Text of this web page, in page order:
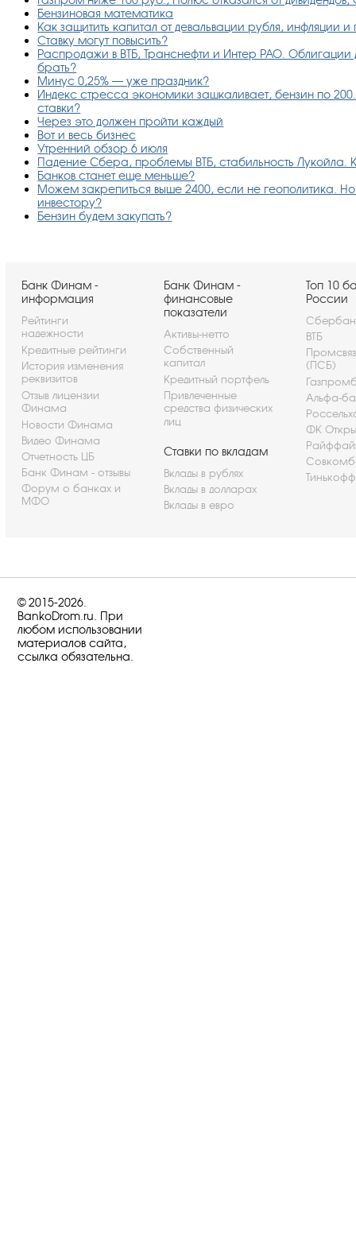
Бензиновая математика
Как защитить капитал от девальвации рубля, инфляции
Ставку могут повысить?
Распродажи в ВТБ, Транснефти и Интер РАО. Облигации
брать?
Минус 0,25% — уже праздник?
Индекс стресса экономики зашкаливает, бензин по
ставки?
Через это должен пройти каждый
Вот и весь бизнес
Утренний обзор 6 июля
Падение Сбера, проблемы ВТБ, стабильность Лукойла.
Банков станет еще меньше?
Можем закрепиться выше 2400, если не геополитика. Но
инвестору?
Бензин будем закупать?
Банк Финам -
информация
Рейтинги
надежности
Кредитные рейтинги
История изменения
реквизитов
Отзыв лицензии
Финама
Новости Финама
Видео Финама
Отчетность ЦБ
Банк Финам - отзывы
Форум о банках и
МФО
Банк Финам -
финансовые
показатели
Активы-нетто
Собственный
капитал
Кредитный портфель
Привлеченные
средства физических
лиц
Ставки по вкладам
Вклады в рублях
Вклады в долларах
Вклады в евро
Топ 10
России
ВТБ
(ПСБ)
Альфа-
ФК
© 2015-2026.
BankoDrom.ru. При
любом использовании
материалов сайта,
ссылка обязательна.